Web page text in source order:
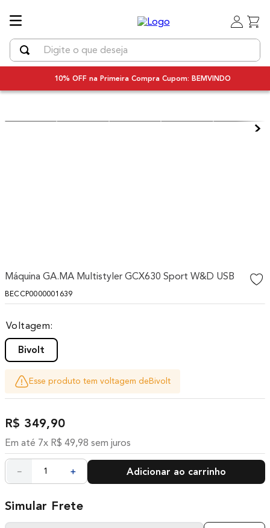
Digite o que deseja
10% OFF NO PIX
Máquina GA.MA Multistyler GCX630 Sport W&D USB
BECCP0000001639
Voltagem
Bivolt
Esse produto tem voltagem deBivolt
R$ 349,90
Em até 7x R$ 49,98 sem juros
＋
－ Adicionar ao carrinho
TERMOS MAIS BUSCADOS
1º
uniq
10º difusor